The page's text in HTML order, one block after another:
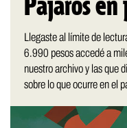
Pájaros
Llegaste al límite de
6.990 pesos accedé a
nuestro archivo y las que
sobre lo que ocurre en el